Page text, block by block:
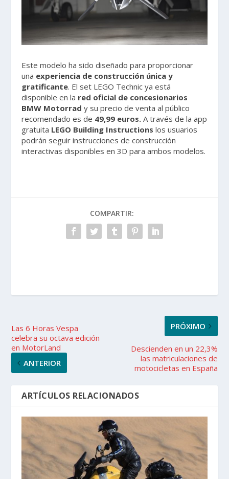
Este modelo ha sido diseñado para proporcionar
una experiencia de construcción única y
gratificante. El set LEGO Technic ya está
disponible en la red oficial de concesionarios
BMW Motorrad y su precio de venta al público
recomendado es de 49,99 euros.A través de la app
gratuita LEGO Building Instructions los usuarios
podrán seguir instrucciones de construcción
interactivas disponibles en 3D para ambos modelos.
COMPARTIR:
Las 6 Horas Vespa
celebra su octava edición
en MotorLand
ANTERIOR
PRÓXIMO
Descienden en un 22,3%
las matriculaciones de
motocicletas en España
ARTÍCULOS RELACIONADOS